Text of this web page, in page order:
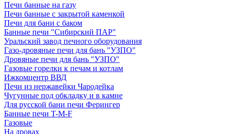
Печи банные на газу
Печи банные с закрытой каменкой
Печи для бани с баком
Банные печи "Сибирский ПАР"
Уральский завод печного оборудования
Газо-дровяные печи для бань "УЗПО"
Дровяные печи для бань "УЗПО"
Газовые горелки к печам и котлам
Ижкомцентр ВВД
Печи из нержавейки Чародейка
Чугунные под обкладку и в камне
Для русской бани печи Ферингер
Банные печи T-M-F
Газовые
На дровах